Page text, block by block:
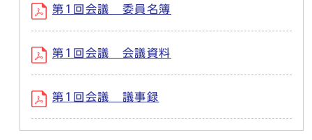
第1回会議 委員名簿
第1回会議 会議資料
第1回会議 議事録